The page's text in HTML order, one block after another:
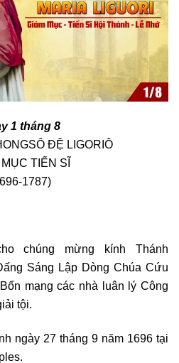
1 tháng 8
ĐỆ LIGORIÔ
TIẾN SĨ
1787)
chúng mừng kính Thánh
Sáng Lập Dòng Chúa Cứu
mạng các nhà luân lý Công
tội.
ngày 27 tháng 9 năm 1696 tại